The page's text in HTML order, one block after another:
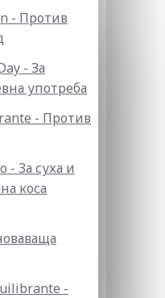
- Против
- За
употреба
- Против
- За суха и
коса
-